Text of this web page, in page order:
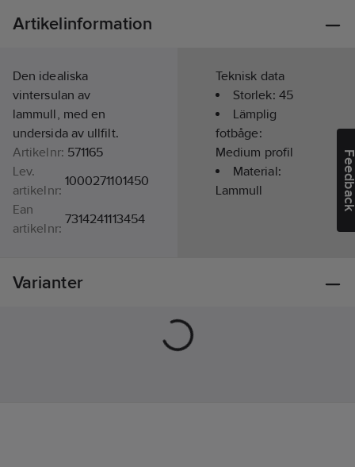
Artikelinformation
Den idealiska
vintersulan av
lammull, med en
undersida av ullfilt.
Artikelnr: 571165
Lev.
artikelnr:
1000271101450
Ean
artikelnr:
7314241113454
Teknisk data
Storlek: 45
Lämplig
fotbåge:
Medium profil
Material:
Lammull
Varianter